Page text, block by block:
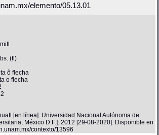
elemento/05.13.01
mitl
(tl)
ô flecha
o flecha
[en línea]. Universidad Nacional Autónoma de
México D.F.]: 2012 [29-08-2020]. Disponible en
contexto/13596